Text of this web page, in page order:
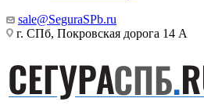
sale@SeguraSPb.ru
г. СПб, Покровская дорога 14 А